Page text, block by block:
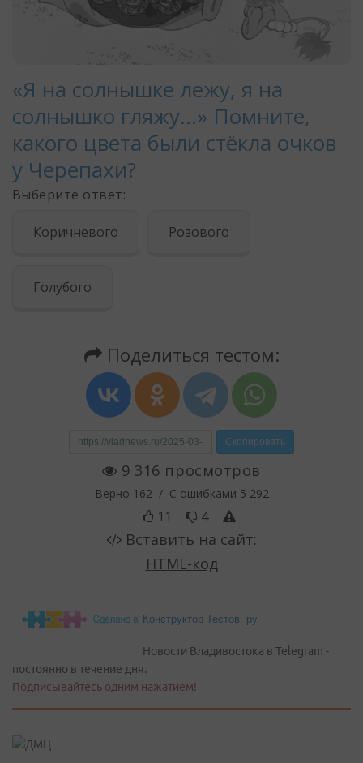
Конструктор Тестов. ру
Новости Владивостока в Telegram -
постоянно в течение дня.
Подписывайтесь одним нажатием!